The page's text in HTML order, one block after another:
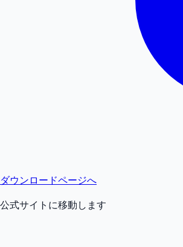
ダウンロードページへ
公式サイトに移動します